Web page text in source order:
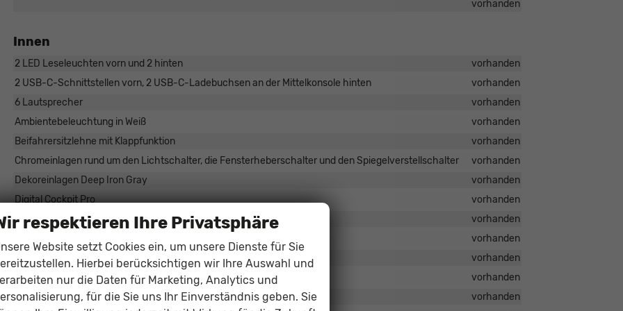
vorhanden
Innen
2 LED Leseleuchten vorn und 2 hinten
vorhanden
2 USB-C-Schnittstellen vorn, 2 USB-C-Ladebuchsen an der Mittelkonsole hinten
vorhanden
6 Lautsprecher
vorhanden
Ambientebeleuchtung in Weiß
vorhanden
Beifahrersitzlehne mit Klappfunktion
vorhanden
Chromeinlagen rund um den Lichtschalter, die Fensterheberschalter und den Spiegelverstellschalter
vorhanden
Dekoreinlagen Deep Iron Gray
vorhanden
Digital Cockpit Pro
vorhanden
Induktiv ladefunktion
vorhanden
vorhanden
Klimaanlage Climatronic mit 2-Zonen-Temperaturregelung
vorhanden
Lendenwirbelstützen, vorne
vorhanden
Mittelarmlehne, vorne und hinten
vorhanden
respektieren Ihre Privatsphäre
Website setzt Cookies ein, um unsere Dienste für Sie
Hierbei berücksichtigen wir Ihre Auswahl und
nur die Daten für Marketing, Analytics und
für die Sie uns Ihr Einverständnis geben. Sie